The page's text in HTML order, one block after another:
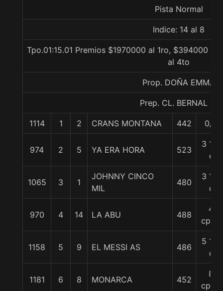
Pista Normal
Indice: 14 al 8
Tpo.01:15.01 Premios $1970000 al 1ro, $394000
al 4to
Prop. DOÑA EMMA
Prep. CL. BERNAL G.
1114 1 2 CRANS MONTANA 442 0/0
974 2 5 YA ERA HORA 523
3 1/2
c
1065 3 1
JOHNNY CINCO
MIL
480
3 1/2
c
970 4 14 LA ABU 488
4
cpos.
1158 5 9 EL MESSI AS 486
5 1/2
c
1181 6 8 MONARCA 452
8
cpos.